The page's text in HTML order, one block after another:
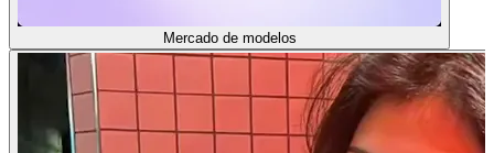
Mercado de modelos